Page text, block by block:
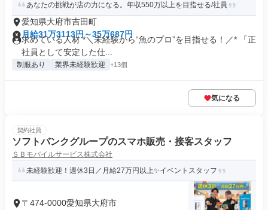
あなたの挑戦が店の力になる。年収550万以上を目指せる/社員
愛知県大府市吉田町
月給31万3113円～35万687円
求めている人材 *＼未経験から“魚のプロ”を目指せる！／* 「正
社員として安定した仕...
制服あり 業界未経験歓迎 +13個
気になる
契約社員
ソフトバンクグループのスマホ販売・接客スタッフ
ＳＢモバイルサービス株式会社
未経験歓迎！週休3日／月給27万円以上✨イベントスタッフ
〒474-0000愛知県大府市